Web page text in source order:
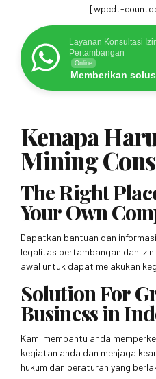
[wpcdt-
Layanan Konsultasi
Pertambangan
Online
Memberikan
Kenapa
Mining
The Right
Your Own
Dapatkan bantuan dan
legalitas pertambangan dan
awal untuk dapat melakukan
Solution For
Business in
Kami membantu anda
kegiatan anda dan menjaga
hukum dan peraturan yang